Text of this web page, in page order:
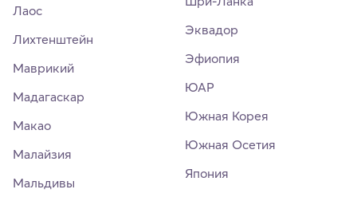
Лаос
Лихтенштейн
Маврикий
Мадагаскар
Макао
Малайзия
Мальдивы
Эквадор
Эфиопия
ЮАР
Южная Корея
Южная Осетия
Япония